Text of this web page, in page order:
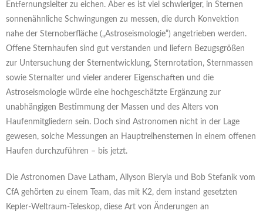
Entfernungsleiter zu eichen. Aber es ist viel schwieriger, in Sternen
sonnenähnliche Schwingungen zu messen, die durch Konvektion
nahe der Sternoberfläche („Astroseismologie“) angetrieben werden.
Offene Sternhaufen sind gut verstanden und liefern Bezugsgrößen
zur Untersuchung der Sternentwicklung, Sternrotation, Sternmassen
sowie Sternalter und vieler anderer Eigenschaften und die
Astroseismologie würde eine hochgeschätzte Ergänzung zur
unabhängigen Bestimmung der Massen und des Alters von
Haufenmitgliedern sein. Doch sind Astronomen nicht in der Lage
gewesen, solche Messungen an Hauptreihensternen in einem offenen
Haufen durchzuführen – bis jetzt.
Die Astronomen Dave Latham, Allyson Bieryla und Bob Stefanik vom
CfA gehörten zu einem Team, das mit K2, dem instand gesetzten
Kepler-Weltraum-Teleskop, diese Art von Änderungen an